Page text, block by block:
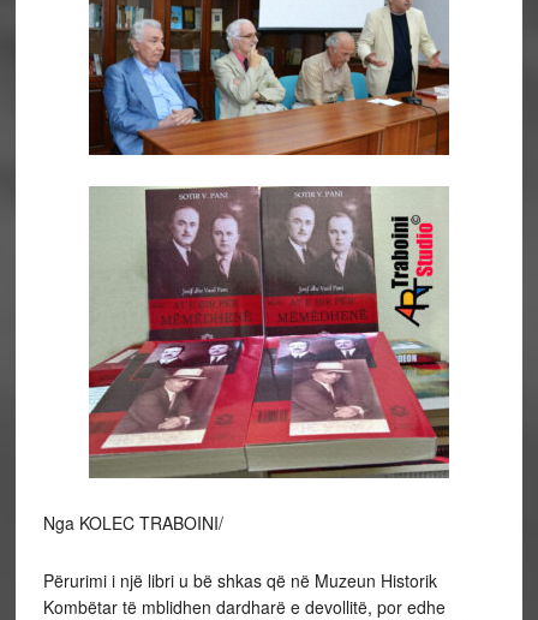
Nga KOLEC TRABOINI/
Përurimi i një libri u bë shkas që në Muzeun Historik
Kombëtar të mblidhen dardharë e devollitë, por edhe